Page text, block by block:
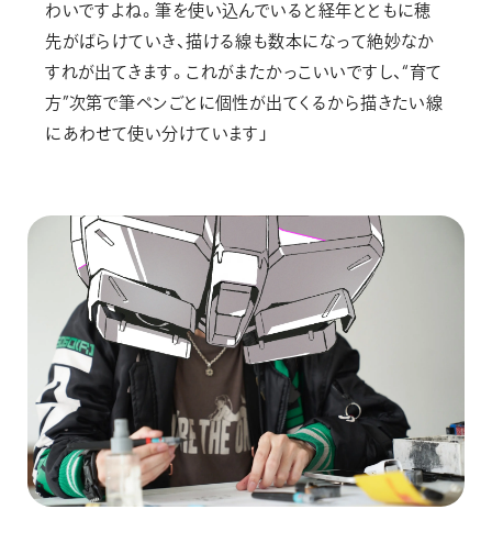
わいですよね。筆を使い込んでいると経年とともに穂
先がばらけていき、描ける線も数本になって絶妙なか
すれが出てきます。これがまたかっこいいですし、“育て
方”次第で筆ペンごとに個性が出てくるから描きたい線
にあわせて使い分けています」